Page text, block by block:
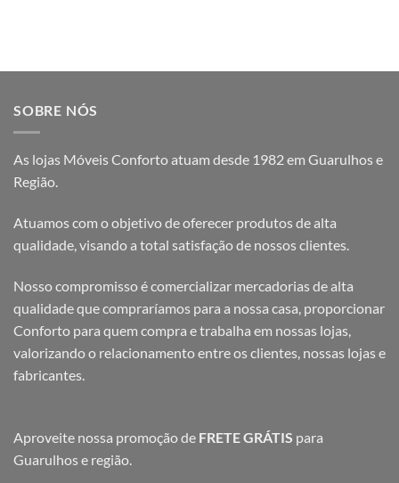
SOBRE NÓS
As lojas Móveis Conforto atuam desde 1982 em Guarulhos e
Região.
Atuamos com o objetivo de oferecer produtos de alta
qualidade, visando a total satisfação de nossos clientes.
Nosso compromisso é comercializar mercadorias de alta
qualidade que compraríamos para a nossa casa, proporcionar
Conforto para quem compra e trabalha em nossas lojas,
valorizando o relacionamento entre os clientes, nossas lojas e
fabricantes.
Aproveite nossa promoção de FRETE GRÁTIS para
Guarulhos e região.